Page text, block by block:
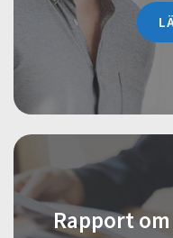
Rapport